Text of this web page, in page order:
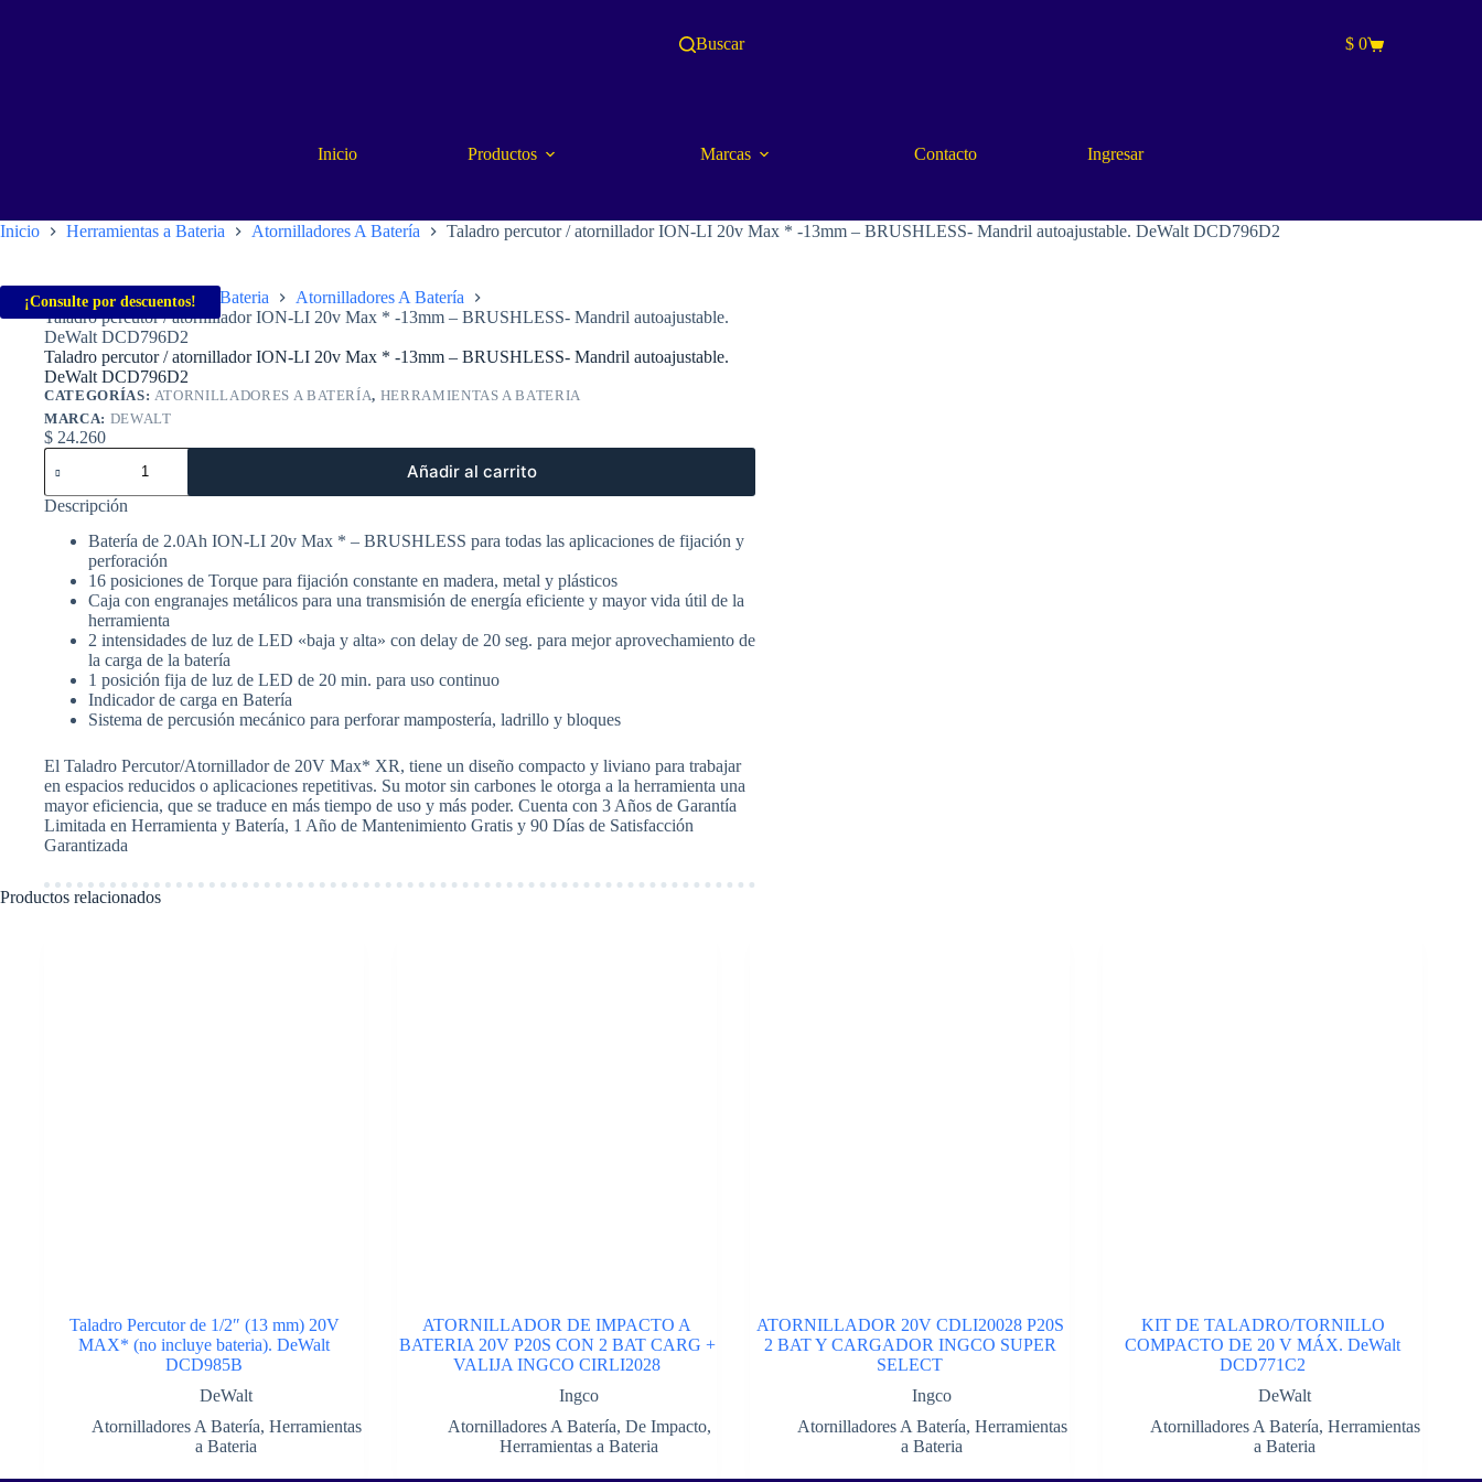
Buscar
Carro
$ 0
Inicio Productos Marcas Contacto Ingresar
Inicio Herramientas a Bateria Atornilladores A Batería Taladro percutor / atornillador ION-LI 20v Max * -13mm – BRUSHLESS- Mandril autoajustable. DeWalt DCD796D2
¡Consulte por descuentos!
Inicio Herramientas a Bateria
Atornilladores A Batería
Taladro percutor / atornillador ION-LI 20v Max * -13mm – BRUSHLESS- Mandril autoajustable.
DeWalt DCD796D2
Taladro percutor / atornillador ION-LI 20v Max * -13mm – BRUSHLESS- Mandril autoajustable.
DeWalt DCD796D2
CATEGORÍAS: ATORNILLADORES A BATERÍA, HERRAMIENTAS A BATERIA
MARCA: DEWALT
$ 24.260
Taladro
percutor
/
atornillador
Max
-13mm
BRUSHLESS-
Mandril
autoajustable.
DeWalt
Añadir al carrito
Descripción
Batería de 2.0Ah ION-LI 20v Max * – BRUSHLESS para todas las aplicaciones de fijación y
perforación
16 posiciones de Torque para fijación constante en madera, metal y plásticos
Caja con engranajes metálicos para una transmisión de energía eficiente y mayor vida útil de la
herramienta
2 intensidades de luz de LED «baja y alta» con delay de 20 seg. para mejor aprovechamiento de
la carga de la batería
1 posición fija de luz de LED de 20 min. para uso continuo
Indicador de carga en Batería
Sistema de percusión mecánico para perforar mampostería, ladrillo y bloques
El Taladro Percutor/Atornillador de 20V Max* XR, tiene un diseño compacto y liviano para trabajar
en espacios reducidos o aplicaciones repetitivas. Su motor sin carbones le otorga a la herramienta una
mayor eficiencia, que se traduce en más tiempo de uso y más poder. Cuenta con 3 Años de Garantía
Limitada en Herramienta y Batería, 1 Año de Mantenimiento Gratis y 90 Días de Satisfacción
Garantizada
Productos relacionados
Taladro Percutor de 1/2″ (13 mm) 20V
MAX* (no incluye bateria). DeWalt
DCD985B
DeWalt
Atornilladores A Batería, Herramientas
a Bateria
ATORNILLADOR DE IMPACTO A
BATERIA 20V P20S CON 2 BAT CARG +
VALIJA INGCO CIRLI2028
Ingco
Atornilladores A Batería, De Impacto,
Herramientas a Bateria
ATORNILLADOR 20V CDLI20028 P20S
2 BAT Y CARGADOR INGCO SUPER
SELECT
Ingco
Atornilladores A Batería, Herramientas
a Bateria
KIT DE TALADRO/TORNILLO
COMPACTO DE 20 V MÁX. DeWalt
DCD771C2
DeWalt
Atornilladores A Batería, Herramientas
a Bateria